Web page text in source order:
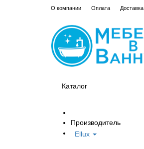
О компании Оплата Доставка
Каталог
Производитель
Ellux